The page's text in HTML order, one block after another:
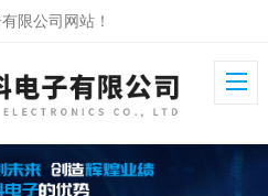
限公司网站！